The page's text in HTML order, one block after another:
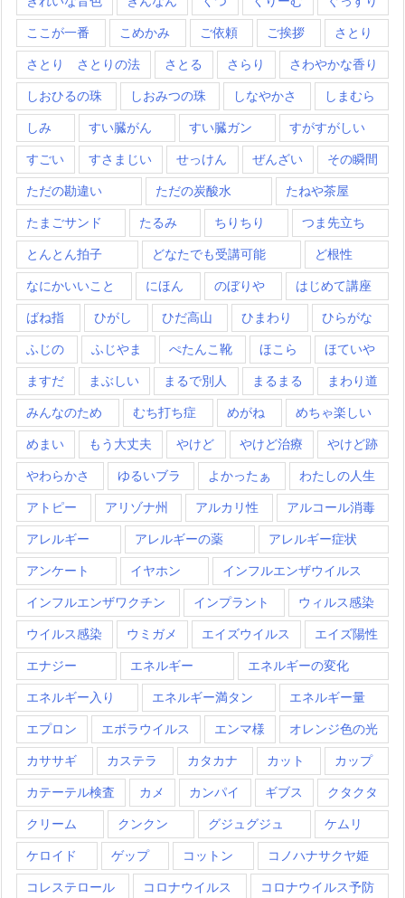
ここが一番 こめかみ ご依頼 ご挨拶 さとり
さとり さとりの法 さとる さらり さわやかな香り
しおひるの珠 しおみつの珠 しなやかさ しまむら
しみ すい臓がん すい臓ガン すがすがしい
すごい すさまじい せっけん ぜんざい その瞬間
ただの勘違い ただの炭酸水 たねや茶屋
たまごサンド たるみ ちりちり つま先立ち
とんとん拍子 どなたでも受講可能 ど根性
なにかいいこと にほん のぼりや はじめて講座
ばね指 ひがし ひだ高山 ひまわり ひらがな
ふじの ふじやま ぺたんこ靴 ほこら ほていや
ますだ まぶしい まるで別人 まるまる まわり道
みんなのため むち打ち症 めがね めちゃ楽しい
めまい もう大丈夫 やけど やけど治療 やけど跡
やわらかさ ゆるいブラ よかったぁ わたしの人生
アトピー アリゾナ州 アルカリ性 アルコール消毒
アレルギー アレルギーの薬 アレルギー症状
アンケート イヤホン インフルエンザウイルス
インフルエンザワクチン インプラント ウィルス感染
ウイルス感染 ウミガメ エイズウイルス エイズ陽性
エナジー エネルギー エネルギーの変化
エネルギー入り エネルギー満タン エネルギー量
エプロン エボラウイルス エンマ様 オレンジ色の光
カササギ カステラ カタカナ カット カップ
カテーテル検査 カメ カンパイ ギブス クタクタ
クリーム クンクン グジュグジュ ケムリ
ケロイド ゲップ コットン コノハナサクヤ姫
コレステロール コロナウイルス コロナウイルス予防